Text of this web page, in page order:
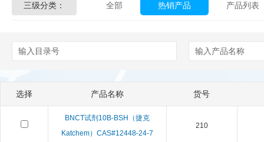
Affinity Biologicals Kingfisher
Berry & Associates
LGC Maine Standards
配送方式 售后服务 技术
三级分类： 全部 热销产品 产品列表
选择 产品名称 货号
BNCT试剂10B-BSH（捷克
Katchem）CAS#12448-24-7
210